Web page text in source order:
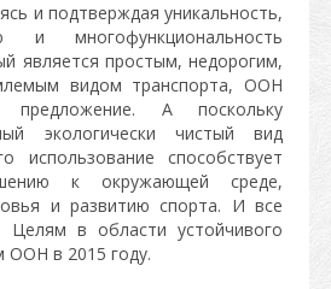
и подтверждая уникальность,
многофункциональность
является простым, недорогим,
видом транспорта, ООН
предложение. А поскольку
экологически чистый вид
использование способствует
к окружающей среде,
и развитию спорта. И все
Целям в области устойчивого
ООН в 2015 году.